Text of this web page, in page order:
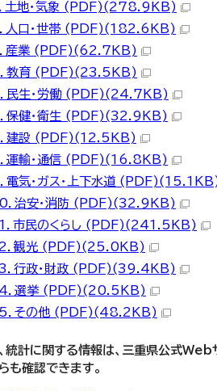
土地・気象 (PDF)(278.9KB)
人口・世帯 (PDF)(182.6KB)
産業 (PDF)(62.7KB)
教育 (PDF)(23.5KB)
民生・労働 (PDF)(24.7KB)
保健・衛生 (PDF)(32.9KB)
建設 (PDF)(12.5KB)
運輸・通信 (PDF)(16.8KB)
電気・ガス・上下水道
．治安・消防 (PDF)(32.9KB)
．市民のくらし (PDF)(241.5KB)
．観光 (PDF)(25.0KB)
．行政・財政 (PDF)(39.4KB)
．選挙 (PDF)(20.5KB)
．その他 (PDF)(48.2KB)
統計に関する情報は、三重県公式
も確認できます。